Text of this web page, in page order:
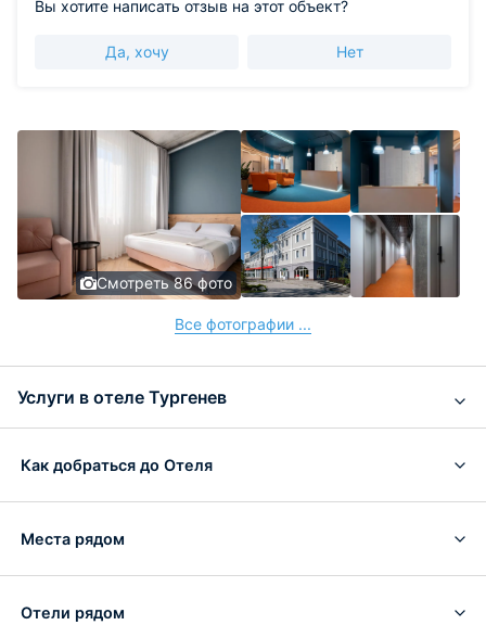
Вы хотите написать отзыв на этот объект?
Да, хочу Нет
Смотреть 86 фото
Все фотографии ...
Услуги в отеле Тургенев
Как добраться до Отеля
Места рядом
Отели рядом